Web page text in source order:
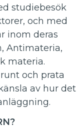
studiebesök
och med
inom deras
Antimateria,
materia.
och prata
av hur det